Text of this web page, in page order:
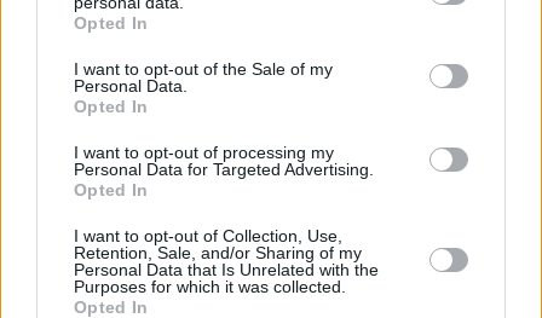
grant or deny consent to Google and its third-party tags to
use your data for below specified purposes in below Google
consent section.
Opted In
I want to opt-out of the Sale of my
Personal Data.
Opted In
I want to opt-out of processing my
Personal Data for Targeted Advertising.
Opted In
I want to opt-out of Collection, Use,
Retention, Sale, and/or Sharing of my
Personal Data that Is Unrelated with the
Purposes for which it was collected.
Opted In
Κρήτη ζητά... τιμή για να ασελγήσει σε ανήλικη, τι
καταγγέλλει ο ιδιοκτήτης επιχείρησης
07.08.2026, 18:22